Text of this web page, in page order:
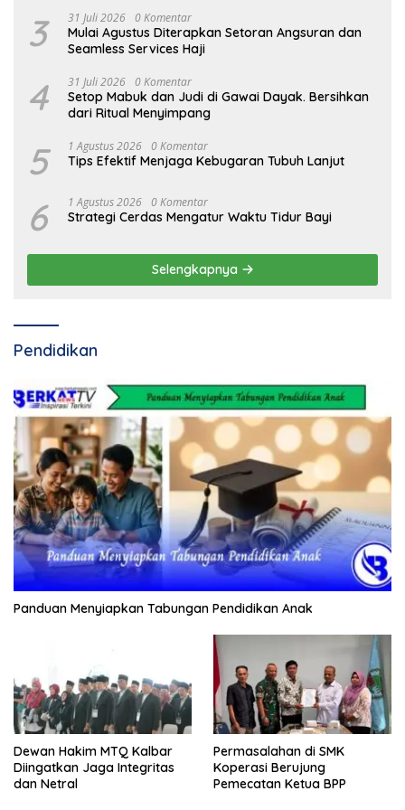
3 31 Juli 2026 0 Komentar
Mulai Agustus Diterapkan Setoran Angsuran dan
Seamless Services Haji
4 31 Juli 2026 0 Komentar
Setop Mabuk dan Judi di Gawai Dayak. Bersihkan
dari Ritual Menyimpang
5 1 Agustus 2026 0 Komentar
Tips Efektif Menjaga Kebugaran Tubuh Lanjut
6 1 Agustus 2026 0 Komentar
Strategi Cerdas Mengatur Waktu Tidur Bayi
Selengkapnya
Pendidikan
Panduan Menyiapkan Tabungan Pendidikan Anak
Dewan Hakim MTQ Kalbar
Diingatkan Jaga Integritas
dan Netral
Permasalahan di SMK
Koperasi Berujung
Pemecatan Ketua BPP